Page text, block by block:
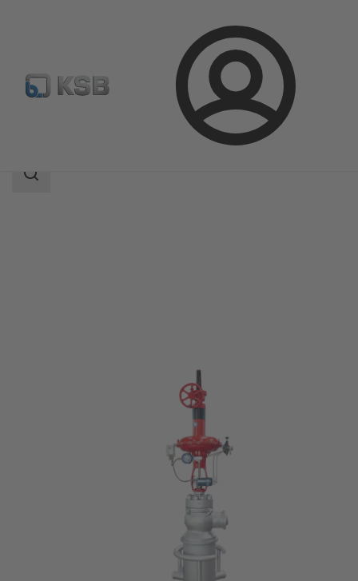
ล็อกอิน
แค็ตตาล็อกผลิตภัณฑ์ MIL 64000
ขอบเขต